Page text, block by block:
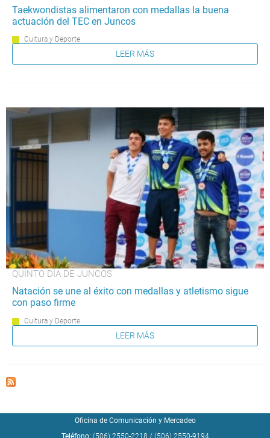
Taekwondistas alimentaron con medallas la buena
actuación del TEC en Juncos
Cultura y Deporte
LEER MÁS
QUINTO DÍA DE JUNCOS
Natación se une al éxito con medallas y atletismo sigue
con paso firme
Cultura y Deporte
LEER MÁS
Oficina de Comunicación y Mercadeo
Teléfono: (506) 2550-2218 / (506) 2550-9194